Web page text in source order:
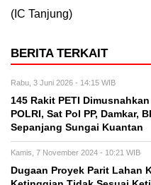
(IC Tanjung)
BERITA TERKAIT
Rabu, 3 Juni 2026 - 14:15 WIB
145 Rakit PETI
POLRI, Sat Pol PP, Damkar,
Sepanjang Sungai Kuantan
Kamis, 7 November 2024 - 10:21 WIB
Dugaan Proyek Parit Lahan